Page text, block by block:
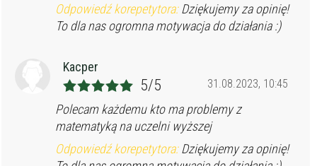
Odpowiedź korepetytora:Dziękujemy za opinię!
To dla nas ogromna motywacja do działania :)
Kacper
31.08.2023, 10:45
5/5
Polecam każdemu kto ma problemy z
matematyką na uczelni wyższej
Odpowiedź korepetytora:Dziękujemy za opinię!